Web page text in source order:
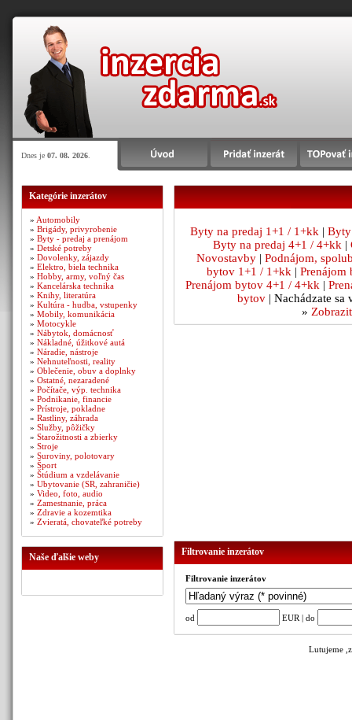
Dnes je 07. 08. 2026
Kategórie inzerátov
» Automobily
» Brigády, privyrobenie
» Byty - predaj a prenájom
» Detské potreby
» Dovolenky, zájazdy
» Elektro, biela technika
» Hobby, army, voľný čas
» Kancelárska technika
» Knihy, literatúra
» Kultúra - hudba, vstupenky
» Mobily, komunikácia
» Motocykle
» Nábytok, domácnosť
» Nákladné, úžitkové autá
» Náradie, nástroje
» Nehnuteľnosti, reality
» Oblečenie, obuv a doplnky
» Ostatné, nezaradené
» Počítače, výp. technika
» Podnikanie, financie
» Prístroje, pokladne
» Rastliny, záhrada
» Služby, pôžičky
» Starožitnosti a zbierky
» Stroje
» Suroviny, polotovary
» Šport
» Štúdium a vzdelávanie
» Ubytovanie (SR, zahraničie)
» Video, foto, audio
» Zamestnanie, práca
» Zdravie a kozemtika
» Zvieratá, chovateľké potreby
Naše ďalšie weby
Byty na predaj 1+1 / 1+kk |
Byty na predaj 4+1 / 4+kk |
Novostavby |Podnájom,
bytov 1+1 / 1+kk | Prenájom
Prenájom bytov 4+1 / 4+kk |
bytov | Nachádzate
»
Filtrovanie inzerátov
Filtrovanie inzerátov
od EUR | do
Lutujeme